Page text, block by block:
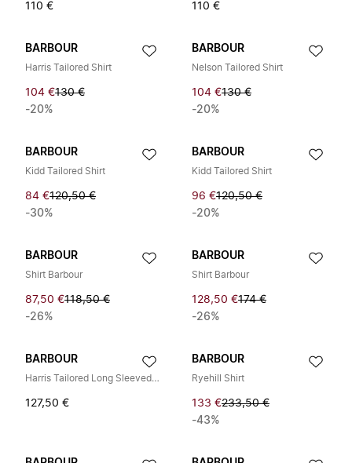
110 € 110 €
BARBOUR
Harris Tailored Shirt
104 €130 €
-20%
BARBOUR
Nelson Tailored Shirt
104 €130 €
-20%
BARBOUR
Kidd Tailored Shirt
84 €120,50 €
-30%
BARBOUR
Kidd Tailored Shirt
96 €120,50 €
-20%
BARBOUR
Shirt Barbour
87,50 €118,50 €
-26%
BARBOUR
Shirt Barbour
128,50 €174 €
-26%
BARBOUR
Harris Tailored Long Sleeved Shirt Classic Tartan
127,50 €
BARBOUR
Ryehill Shirt
133 €233,50 €
-43%